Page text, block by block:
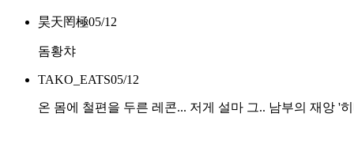
昊天罔極05/12
돔황챠
TAKO_EATS05/12
온 몸에 철편을 두른 레콘... 저게 설마 그.. 남부의 재앙 '